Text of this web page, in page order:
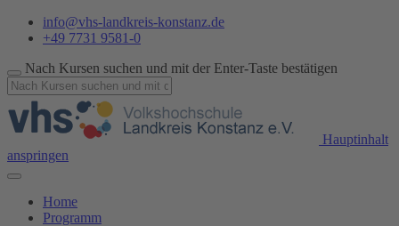
info@vhs-landkreis-konstanz.de
+49 7731 9581-0
Nach Kursen suchen und mit der Enter-Taste bestätigen
Hauptinhalt
anspringen
Home
Programm